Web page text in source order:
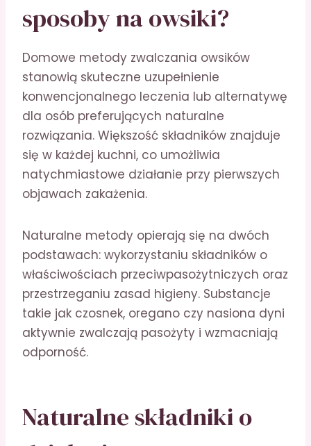
sposoby na owsiki?
Domowe metody zwalczania owsików
stanowią skuteczne uzupełnienie
konwencjonalnego leczenia lub alternatywę
dla osób preferujących naturalne
rozwiązania. Większość składników znajduje
się w każdej kuchni, co umożliwia
natychmiastowe działanie przy pierwszych
objawach zakażenia.
Naturalne metody opierają się na dwóch
podstawach: wykorzystaniu składników o
właściwościach przeciwpasożytniczych oraz
przestrzeganiu zasad higieny. Substancje
takie jak czosnek, oregano czy nasiona dyni
aktywnie zwalczają pasożyty i wzmacniają
odporność.
Naturalne składniki o